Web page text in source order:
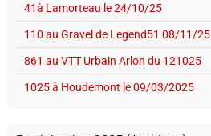
41à Lamorteau le 24/10/25
110 au Gravel de Legend51 08/11/25
861 au VTT Urbain Arlon du 121025
1025 à Houdemont le 09/03/2025